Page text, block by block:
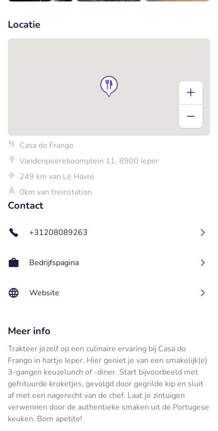
Locatie
Casa do Frango
Vandenpeereboomplein 11, 8900 Ieper
249 km van Le Havre
0km van treinstation
Contact
+31208089263
Bedrijfspagina
Website
Meer info
Trakteer jezelf op een culinaire ervaring bij Casa do
Frango in hartje Ieper. Hier geniet je van een smakelijk(e)
3-gangen keuzelunch of -diner. Start bijvoorbeeld met
gefrituurde kroketjes, gevolgd door gegrilde kip en sluit
af met een nagerecht van de chef. Laat je zintuigen
verwennen door de authentieke smaken uit de Portugese
keuken. Bom apetite!